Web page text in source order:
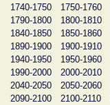
1740-1750
1750-1760
1790-1800
1800-1810
1840-1850
1850-1860
1890-1900
1900-1910
1940-1950
1950-1960
1990-2000
2000-2010
2040-2050
2050-2060
2090-2100
2100-2110